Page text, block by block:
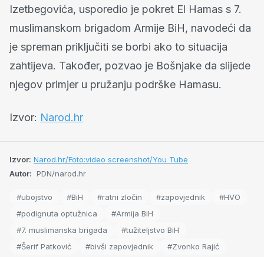
Izetbegovića, usporedio je pokret El Hamas s 7.
muslimanskom brigadom Armije BiH, navodeći da
je spreman priključiti se borbi ako to situacija
zahtijeva. Također, pozvao je Bošnjake da slijede
njegov primjer u pružanju podrške Hamasu.
Izvor: Narod.hr
Izvor: Narod.hr/Foto:video screenshot/You Tube
Autor: PDN/narod.hr
#ubojstvo #BiH #ratni zločin #zapovjednik
#HVO
#podignuta optužnica
#Armija BiH
#7. muslimanska brigada
#tužiteljstvo BiH
#Šerif Patković
#bivši zapovjednik #Zvonko Rajić